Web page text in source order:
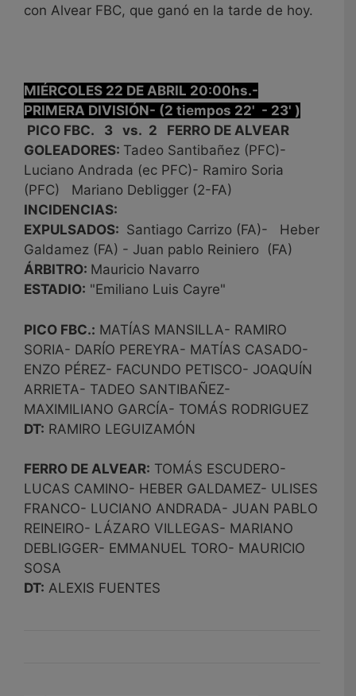
con Alvear FBC, que ganó en la tarde de hoy.
MIÉRCOLES 22 DE ABRIL 20:00hs.-
PRIMERA DIVISIÓN- (2 tiempos 22' - 23' )
PICO FBC. 3 vs. 2 FERRO DE ALVEAR
GOLEADORES: Tadeo Santibañez (PFC)-
Luciano Andrada (ec PFC)- Ramiro Soria
(PFC) Mariano Debligger (2-FA)
INCIDENCIAS:
EXPULSADOS: Santiago Carrizo (FA)- Heber
Galdamez (FA) - Juan pablo Reiniero (FA)
ÁRBITRO: Mauricio Navarro
ESTADIO: "Emiliano Luis Cayre"
PICO FBC.: MATÍAS MANSILLA- RAMIRO
SORIA- DARÍO PEREYRA- MATÍAS CASADO-
ENZO PÉREZ- FACUNDO PETISCO- JOAQUÍN
ARRIETA- TADEO SANTIBAÑEZ-
MAXIMILIANO GARCÍA- TOMÁS RODRIGUEZ
DT: RAMIRO LEGUIZAMÓN
FERRO DE ALVEAR: TOMÁS ESCUDERO-
LUCAS CAMINO- HEBER GALDAMEZ- ULISES
FRANCO- LUCIANO ANDRADA- JUAN PABLO
REINEIRO- LÁZARO VILLEGAS- MARIANO
DEBLIGGER- EMMANUEL TORO- MAURICIO
SOSA
DT: ALEXIS FUENTES